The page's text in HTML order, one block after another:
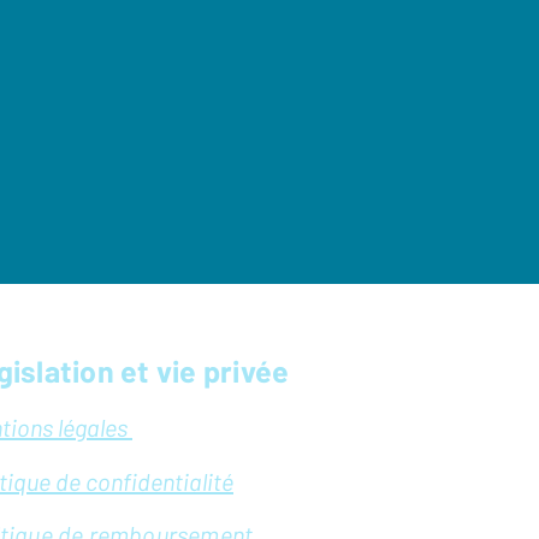
et vie privée
légales
de confidentialité